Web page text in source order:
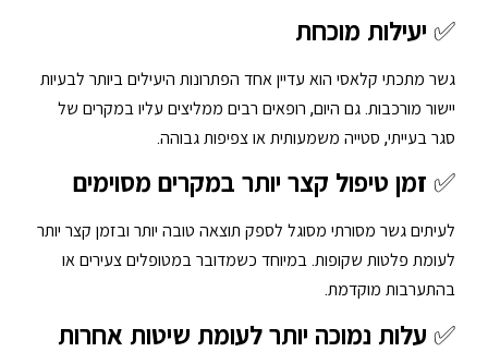
✅ יעילות מוכחת
גשר מתכתי קלאסי הוא עדיין אחד הפתרונות היעילים ביותר לבעיות
יישור מורכבות. גם היום, רופאים רבים ממליצים עליו במקרים של
סגר בעייתי, סטייה משמעותית או צפיפות גבוהה.
✅ זמן טיפול קצר יותר במקרים מסוימים
לעיתים גשר מסורתי מסוגל לספק תוצאה טובה יותר ובזמן קצר יותר
לעומת פלטות שקופות. במיוחד כשמדובר במטופלים צעירים או
בהתערבות מוקדמת.
✅ עלות נמוכה יותר לעומת שיטות אחרות